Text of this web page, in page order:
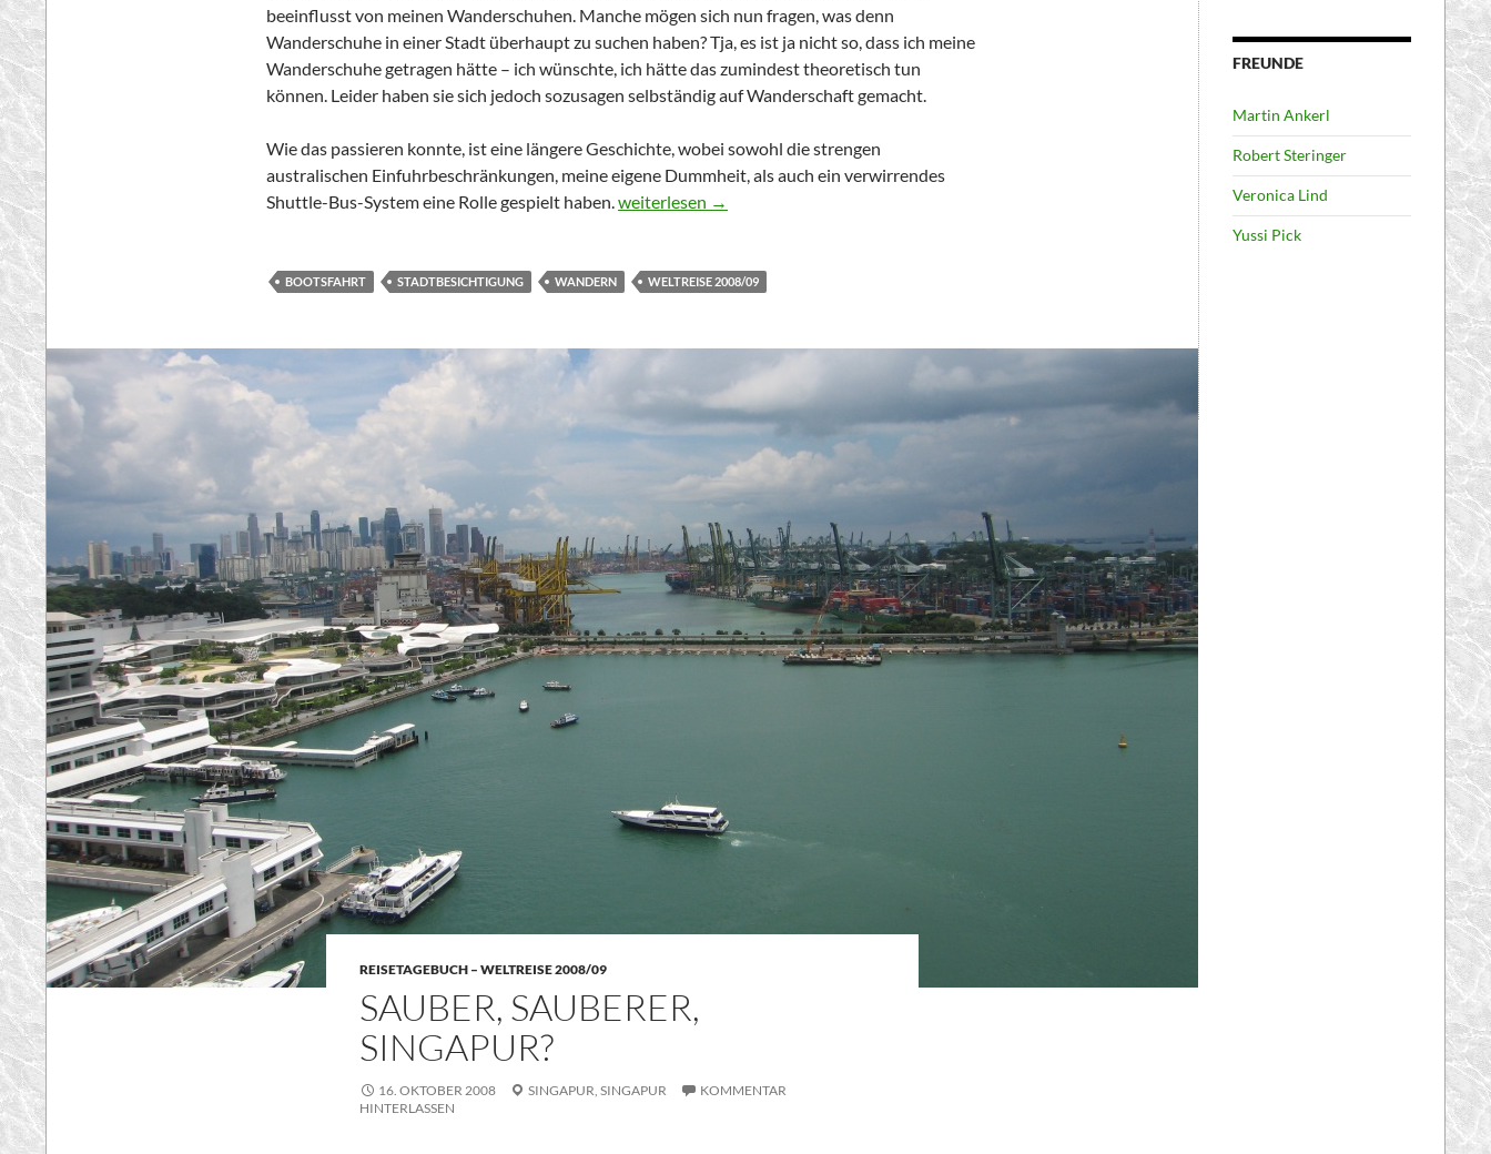
beeinflusst von meinen Wanderschuhen. Manche mögen sich nun fragen, was denn
Wanderschuhe in einer Stadt überhaupt zu suchen haben? Tja, es ist ja nicht so, dass ich meine
Wanderschuhe getragen hätte – ich wünschte, ich hätte das zumindest theoretisch tun
können. Leider haben sie sich jedoch sozusagen selbständig auf Wanderschaft gemacht.
Wie das passieren konnte, ist eine längere Geschichte, wobei sowohl die strengen
australischen Einfuhrbeschränkungen, meine eigene Dummheit, als auch ein verwirrendes
Shuttle-Bus-System eine Rolle gespielt haben.Sydney, oder: Wanderschuhe auf Wanderschaft
weiterlesen →
BOOTSFAHRT STADTBESICHTIGUNG WANDERN WELTREISE 2008/09
REISETAGEBUCH – WELTREISE 2008/09
SAUBER, SAUBERER,
SINGAPUR?
16. OKTOBER 2008 SINGAPUR, SINGAPUR
KOMMENTAR
HINTERLASSEN
FREUNDE
Martin Ankerl
Robert Steringer
Veronica Lind
Yussi Pick